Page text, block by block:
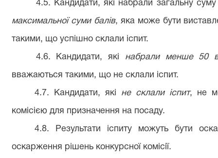
4.5. Кандидати, які набрали загальну
максимальної суми балів, яка може бути
такими, що успішно склали іспит.
4.6. Кандидати, які набрали менше 50
вважаються такими, що не склали іспит.
4.7. Кандидати, які не склали іспит, не
комісією для призначення на посаду.
4.8. Результати іспиту можуть бути
оскарження рішень конкурсної комісії.